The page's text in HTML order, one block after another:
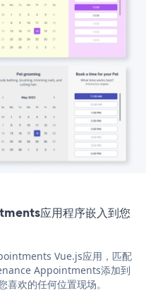
应用程序嵌入到您
Vue.js应用，匹配
Appointments添加到
欢的任何位置现场。